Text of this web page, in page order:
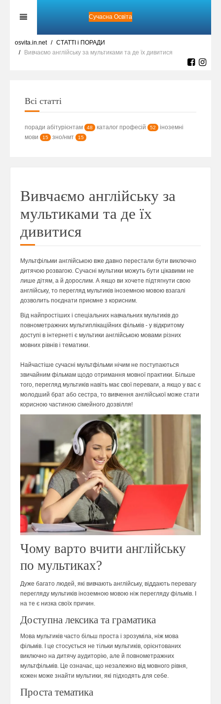
Сучасна Освіта
osvita.in.net
СТАТТІ і ПОРАДИ
Вивчаємо англійську за мультиками та де їх дивитися
Всі статті
поради абітурієнтам 48 каталог професій 52
іноземні
мови
15 зно/нмт 15
Вивчаємо англійську за
мультиками та де їх
дивитися
Мультфільми англійською вже давно перестали бути виключно
дитячою розвагою. Сучасні мультики можуть бути цікавими не
лише дітям, а й дорослим. А якщо ви хочете підтягнути свою
англійську, то перегляд мультиків іноземною мовою взагалі
дозволить поєднати приємне з корисним.
Від найпростіших і спеціальних навчальних мультиків до
повнометражних мультиплікаційних фільмів - у відкритому
доступі в інтернеті є мультики англійською мовами різних
мовних рівнів і тематики.
Найчастіше сучасні мультфільми нічим не поступаються
звичайним фільмам щодо отримання мовної практики. Більше
того, перегляд мультиків навіть має свої переваги, а якщо у вас є
молодший брат або сестра, то вивчення англійської може стати
корисною частиною сімейного дозвілля!
Чому варто вчити англійську
по мультиках?
Дуже багато людей, які вивчають англійську, віддають перевагу
перегляду мультиків іноземною мовою ніж перегляду фільмів. І
на те є низка своїх причин.
Доступна лексика та граматика
Мова мультиків часто більш проста і зрозуміла, ніж мова
фільмів. І це стосується не тільки мультиків, орієнтованих
виключно на дитячу аудиторію, але й повнометражних
мультфільмів. Це означає, що незалежно від мовного рівня,
кожен може знайти мультики, які підходять для себе.
Проста тематика